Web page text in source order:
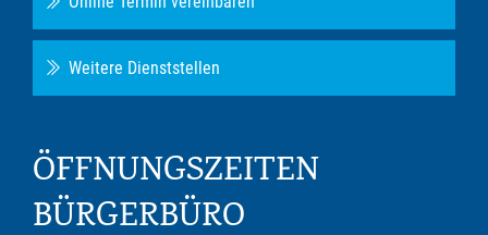
Weitere Dienststellen
ÖFFNUNGSZEITEN
BÜRGERBÜRO